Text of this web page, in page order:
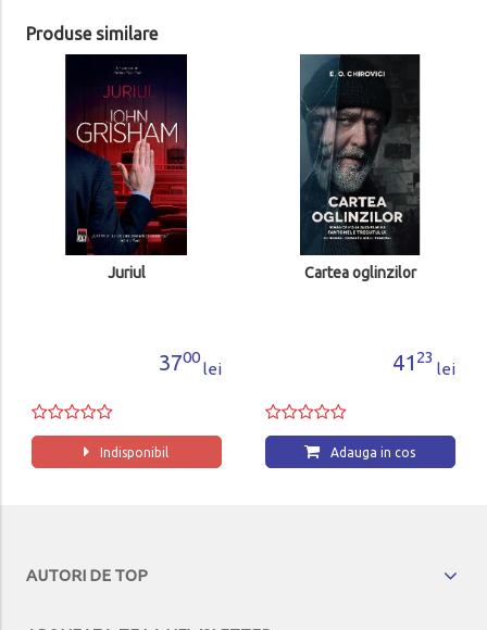
Produse similare
Juriul
3700
lei
Indisponibil
Cartea oglinzilor
41 23
lei
Adauga in cos
AUTORI DE TOP